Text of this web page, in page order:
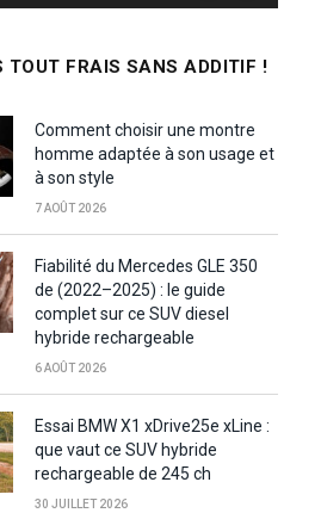
TOUT FRAIS SANS ADDITIF !
Comment choisir une montre
homme adaptée à son usage et
à son style
7 AOÛT 2026
Fiabilité du Mercedes GLE 350
de (2022–2025) : le guide
complet sur ce SUV diesel
hybride rechargeable
6 AOÛT 2026
Essai BMW X1 xDrive25e xLine :
que vaut ce SUV hybride
rechargeable de 245 ch
30 JUILLET 2026